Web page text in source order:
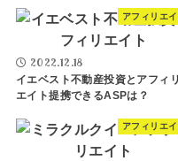
アフィリエイ
2022.12.18
イエベスト不動産投資とアフィリ
エイト提携できるASPは？
アフィリエイ